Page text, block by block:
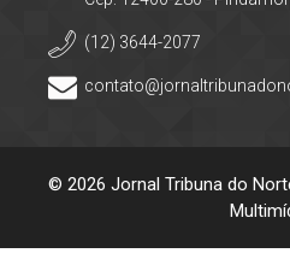
(12) 3644-2077
© 2026 Jornal Tribuna do